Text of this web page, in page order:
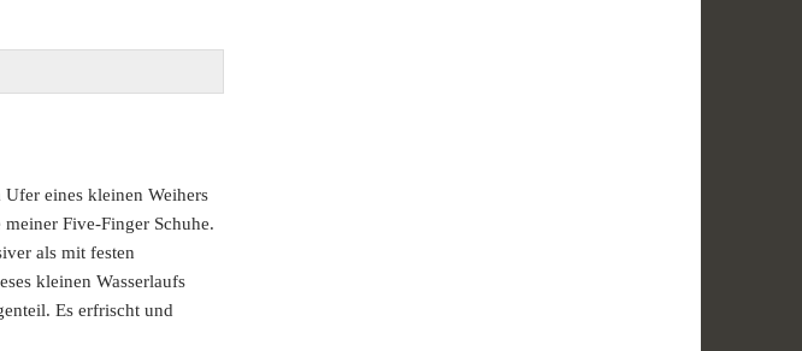
eines kleinen Weihers
Five-Finger Schuhe.
als mit festen
kleinen Wasserlaufs
Es erfrischt und